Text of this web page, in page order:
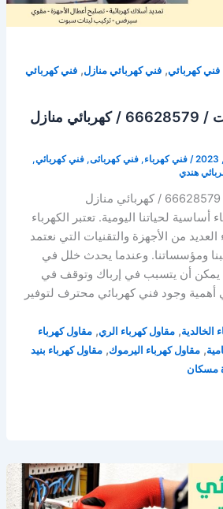
فني كهربائي, فني كهربائي منازل, فني كهربائي
فني كهربائي الكويت / 66628579 / كهربائي منازل
/ فني كهرباء, فني كهربائى, فني كهربائي,
هندي
فني كهربائي الكويت / 66628579 / كهربائي منازل
لحياتنا اليومية. تعتبر الكهرباء
من الأجهزة والتقنيات التي نعتمد
ومؤسساتنا. وعندما يحدث خلل في
يمكن أن يتسبب في إرباك وتوقف في
أهمية وجود فني كهربائي محترف لتوفير
الخالدية, مقاول كهرباء الري, مقاول كهرباء
, مقاول كهرباء اليرموك, مقاول كهرباء بنيد
مسكان